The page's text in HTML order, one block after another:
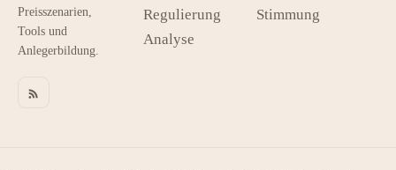
Preisszenarien,
Tools und
Anlegerbildung.
Regulierung
Analyse
Stimmung